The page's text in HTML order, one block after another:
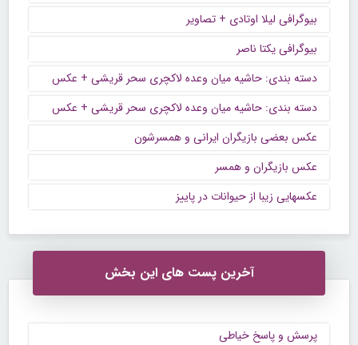
بیوگرافی لیلا اوتادی + تصاویر
بیوگرافی یکتا ناصر
دسته بندی: حاشیه میان وعده لاکچری سحر قریشی + عکس
دسته بندی: حاشیه میان وعده لاکچری سحر قریشی + عکس
عکس بعضی بازیگران ایرانی و همسرشون
عکس بازیگران و همسر
عکسهایی زیبا از حیوانات در پاییز
آخرین پست های این بخش
پرسش و پاسخ خیاطی